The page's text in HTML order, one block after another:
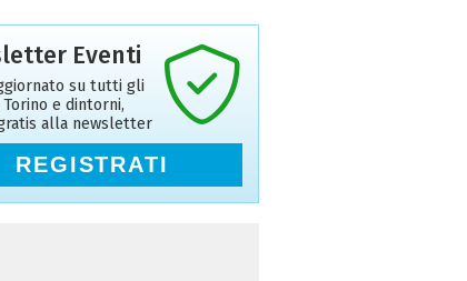
Eventi
su tutti gli
e dintorni,
alla newsletter
REGISTRATI